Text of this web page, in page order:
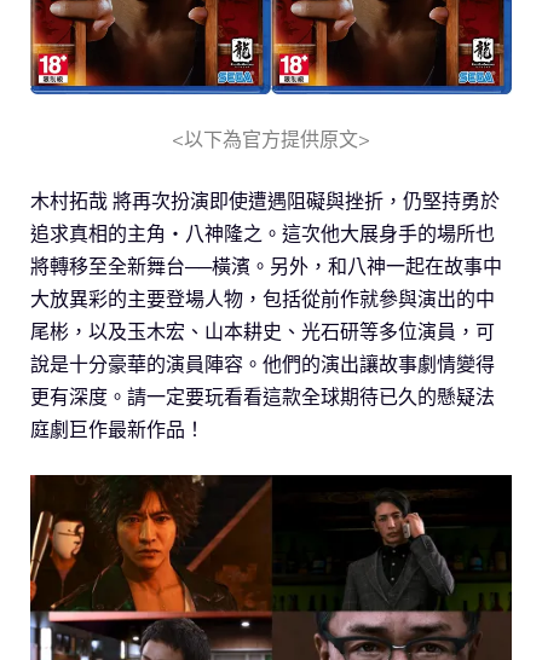
<以下為官方提供原文>
木村拓哉 將再次扮演即使遭遇阻礙與挫折，仍堅持勇於
追求真相的主角・八神隆之。這次他大展身手的場所也
將轉移至全新舞台──橫濱。另外，和八神一起在故事中
大放異彩的主要登場人物，包括從前作就參與演出的中
尾彬，以及玉木宏、山本耕史、光石研等多位演員，可
說是十分豪華的演員陣容。他們的演出讓故事劇情變得
更有深度。請一定要玩看看這款全球期待已久的懸疑法
庭劇巨作最新作品！